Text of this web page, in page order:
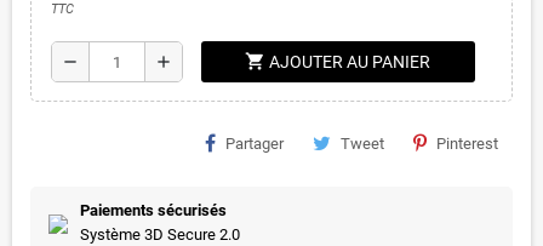
TTC
remove add shopping_cart AJOUTER AU PANIER
Partager Tweet Pinterest
Paiements sécurisés
Système 3D Secure 2.0